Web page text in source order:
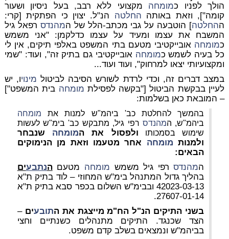
הולך לפניו כמומחה מקצועי ללא רבב, בעל ניסיון ושעור
קומה"], וזאת באותה החלטה הנ"ל. יצוין כי הפתקית [קרי:
ההחלטה] הוטבעה על גבי מכתב-הלל של המהנדס רפאל גיל
המשבח את עצמו ומעיד על עצמו כדלקמן: "אני משמש
כמומחה אובייקטיבי מטעם בתי המשפט באלפי תיקים, אין לי
כל בעיה לשמש כמומחה אובייקטיבי גם בתיק זה", ועוד: "שמי
ומקצועיותי יצאו למרחוק", ועוד ועוד...
במצב דברים זה, וכדי לרדת לשורש הסיבה לביטול מינויו, יש
לעיין בבקשת הביטול ["בקשה לפסילת מומחה בית המשפט"]
– המובאת כאן בשלמות:
בהמשך להחלטת כב' ביהמ"ש למנות את מומחה
ביהמ"ש, המהנדס רפי גיל, מתבקש כב' בימ"ש לעשות
שימוש בסמכותו ולפסול את המומחה שנבחר
ולמנות מומחה אחר מטעמו וזאת מן הנימוקים
הבאים:
המהנדסרפי גיל משמש מומחה מטעםהנתבעים
בהליך גדול המתנהל בימ"ש המחוזי – לוד בתיק ת"א
42023-03-13 ובבימ"ש השלום בכפר סבא בתיק ת"א
27607-01-14.
בשני התיקים הנ"ל הח"מ מייצגת את התובעים–
הצד שכנגד. התיקים מתנהלים כשנתיים וחצי
בביהמ"ש ונמצאים בשלב קדם משפט.